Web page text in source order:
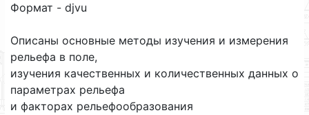
Формат - djvu
Описаны основные методы изучения и измерения
рельефа в поле,
изучения качественных и количественных данных о
параметрах рельефа
и факторах рельефообразования